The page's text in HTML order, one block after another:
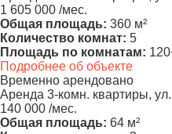
1 605 000 /мес.
Общая площадь: 360 м²
Количество комнат: 5
Площадь по комнатам:
Подробнее об объекте
Временно арендовано
Аренда 3-комн. квартиры,
140 000 /мес.
Общая площадь: 64 м²